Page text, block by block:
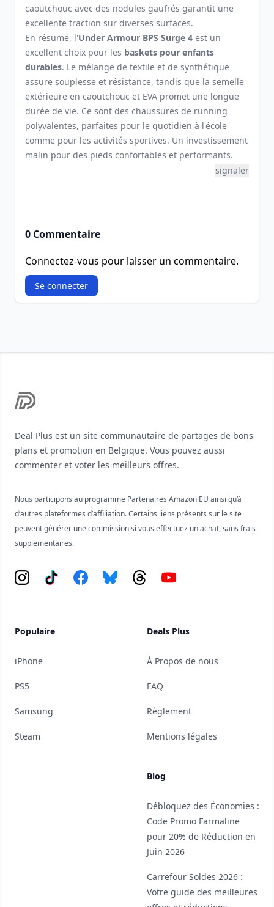
caoutchouc avec des nodules gaufrés garantit une
excellente traction sur diverses surfaces.
En résumé, l'Under Armour BPS Surge 4 est un
excellent choix pour les baskets pour enfants
durables. Le mélange de textile et de synthétique
assure souplesse et résistance, tandis que la semelle
extérieure en caoutchouc et EVA promet une longue
durée de vie. Ce sont des chaussures de running
polyvalentes, parfaites pour le quotidien à l'école
comme pour les activités sportives. Un investissement
malin pour des pieds confortables et performants.
signaler
0 Commentaire
Connectez-vous pour laisser un commentaire.
Se connecter
Deal Plus est un site communautaire de partages de bons
plans et promotion en Belgique. Vous pouvez aussi
commenter et voter les meilleurs offres.
Nous participons au programme Partenaires Amazon EU ainsi qu’à
d’autres plateformes d’affiliation. Certains liens présents sur le site
peuvent générer une commission si vous effectuez un achat, sans frais
supplémentaires.
Instagram
Tiktok FacebookBlueskyThreadsYouTube
Populaire
iPhone
PS5
Samsung
Steam
Deals Plus
À Propos de nous
FAQ
Règlement
Mentions légales
Blog
Débloquez des Économies :
Code Promo Farmaline
pour 20% de Réduction en
Juin 2026
Carrefour Soldes 2026 :
Votre guide des meilleures